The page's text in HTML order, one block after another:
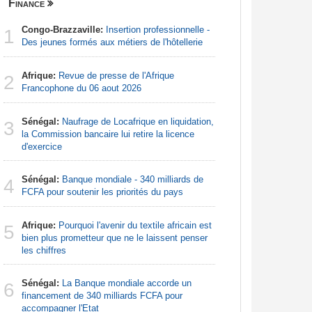
Finance
1 Congo-Brazzaville: Insertion professionnelle -
Des jeunes formés aux métiers de l'hôtellerie
2 Afrique: Revue de presse de l'Afrique
Francophone du 06 aout 2026
3 Sénégal: Naufrage de Locafrique en liquidation,
la Commission bancaire lui retire la licence
d'exercice
4 Sénégal: Banque mondiale - 340 milliards de
FCFA pour soutenir les priorités du pays
5 Afrique: Pourquoi l'avenir du textile africain est
bien plus prometteur que ne le laissent penser
les chiffres
6 Sénégal: La Banque mondiale accorde un
financement de 340 milliards FCFA pour
accompagner l'Etat